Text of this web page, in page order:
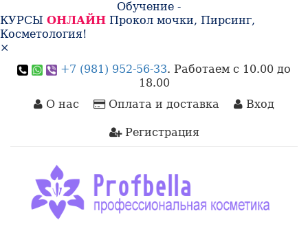
Обучение -
КУРСЫ ОНЛАЙН Прокол мочки, Пирсинг,
Косметология!
×
+7 (981) 952-56-33. Работаем с 10.00 до
18.00
О нас
Оплата и доставка Вход
Регистрация